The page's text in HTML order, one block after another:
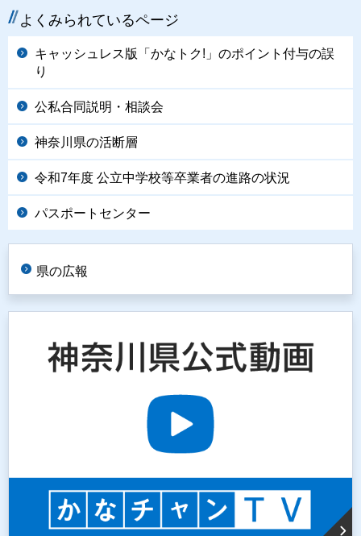
よくみられているページ
キャッシュレス版「かなトク!」のポイント付与の誤
り
公私合同説明・相談会
神奈川県の活断層
令和7年度 公立中学校等卒業者の進路の状況
パスポートセンター
県の広報